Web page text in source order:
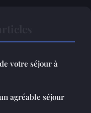
votre séjour à
agréable séjour